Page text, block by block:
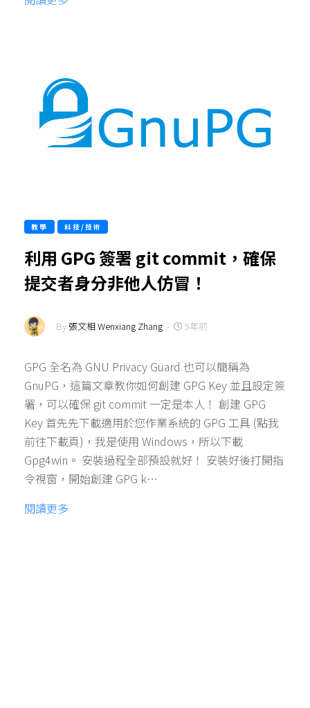
教學 科技/技術
利用 GPG 簽署 git commit，確保
提交者身分非他人仿冒！
By張文相 Wenxiang Zhang - 5年前
GPG 全名為 GNU Privacy Guard 也可以簡稱為
GnuPG，這篇文章教你如何創建 GPG Key 並且設定簽
署，可以確保 git commit 一定是本人！ 創建 GPG
Key 首先先下載適用於您作業系統的 GPG 工具 (點我
前往下載頁)，我是使用 Windows，所以下載
Gpg4win。 安裝過程全部預設就好！ 安裝好後打開指
令視窗，開始創建 GPG k…
閱讀更多